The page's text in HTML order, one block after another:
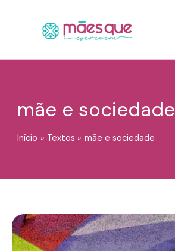
mãe e sociedade
Início Textos mãe e sociedade